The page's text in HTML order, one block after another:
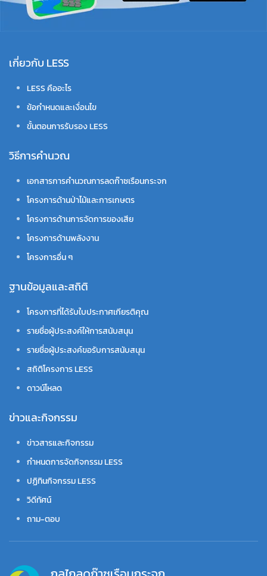
เกี่ยวกับ LESS
LESS คืออะไร
ข้อกำหนดและเงื่อนไข
ขั้นตอนการรับรอง LESS
วิธีการคำนวณ
เอกสารการคำนวณการลดก๊าซเรือนกระจก
โครงการด้านป่าไม้และการเกษตร
โครงการด้านการจัดการของเสีย
โครงการด้านพลังงาน
โครงการอื่น ๆ
ฐานข้อมูลและสถิติ
โครงการที่ได้รับใบประกาศเกียรติคุณ
รายชื่อผู้ประสงค์ให้การสนับสนุน
รายชื่อผู้ประสงค์ขอรับการสนับสนุน
สถิติโครงการ LESS
ดาวน์โหลด
ข่าวและกิจกรรม
ข่าวสารและกิจกรรม
กำหนดการจัดกิจกรรม LESS
ปฏิทินกิจกรรม LESS
วิดีทัศน์
ถาม-ตอบ